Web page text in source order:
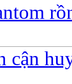
cận